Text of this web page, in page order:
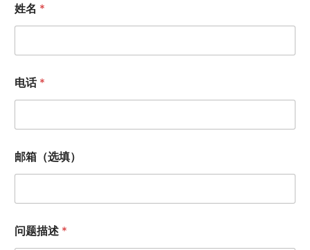
姓名 *
电话 *
话
邮
填
）
邮箱（选填）
问题描述 *